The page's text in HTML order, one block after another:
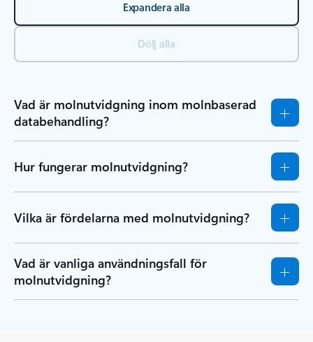
Expandera alla
Dölj alla
Vad är molnutvidgning inom molnbaserad
databehandling?
Hur fungerar molnutvidgning?
Vilka är fördelarna med molnutvidgning?
Vad är vanliga användningsfall för
molnutvidgning?